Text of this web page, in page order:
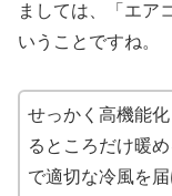
ましては、「エア
いうことですね。
せっかく高機能
るところだけ暖
で適切な冷風を